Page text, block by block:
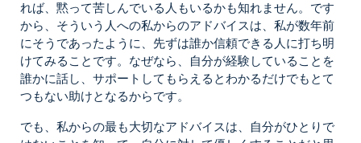
れば、黙って苦しんでいる人もいるかも知れません。です
から、そういう人への私からのアドバイスは、私が数年前
にそうであったように、先ずは誰か信頼できる人に打ち明
けてみることです。なぜなら、自分が経験していることを
誰かに話し、サポートしてもらえるとわかるだけでもとて
つもない助けとなるからです。
でも、私からの最も大切なアドバイスは、自分がひとりで